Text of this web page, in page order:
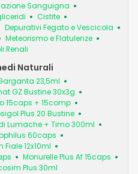
Sanguigna
Cistite
Depurativi Fegato e Vescicola
Meteorismo e Flatulenze
Renali
Naturali
23,5ml
GZ Bustine 30x3g
15caps + 15comp
Plus 20 Bustine
Lumache + Timo 300ml
60caps
Fiale 12x10ml
Monurelle Plus Af 15caps
Plus 30ml